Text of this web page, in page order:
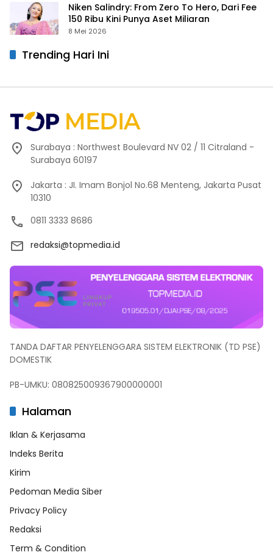
Niken Salindry: From Zero To Hero, Dari Fee
150 Ribu Kini Punya Aset Miliaran
8 Mei 2026
Trending Hari Ini
Surabaya : Northwest Boulevard NV 02 / 11 Citraland -
Surabaya 60197
Jakarta : JI. Imam Bonjol No.68 Menteng, Jakarta Pusat
10310
0811 3333 8686
redaksi@topmedia.id
TANDA DAFTAR PENYELENGGARA SISTEM ELEKTRONIK (TD PSE)
DOMESTIK
PB-UMKU: 080825009367900000001
Halaman
Iklan & Kerjasama
Indeks Berita
Kirim
Pedoman Media Siber
Privacy Policy
Redaksi
Term & Condition